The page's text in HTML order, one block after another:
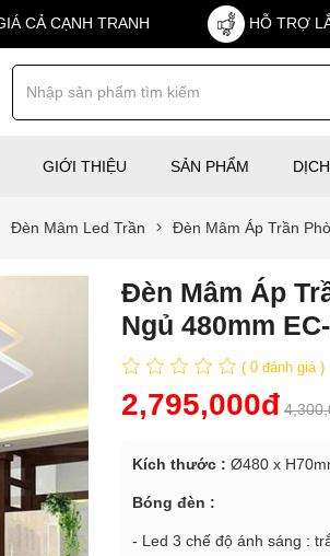
CẢ CẠNH TRANH HỖ TRỢ
GIỚI THIỆU SẢN PHẨM
Đèn Mâm Led Trần Đèn Mâm Áp Trần
Đèn Mâm Áp
Ngủ 480mm
( 0 đánh giá )
2,795,000đ
Kích thước : Ø480 x
Bóng đèn :
- Led 3 chế độ ánh sáng :